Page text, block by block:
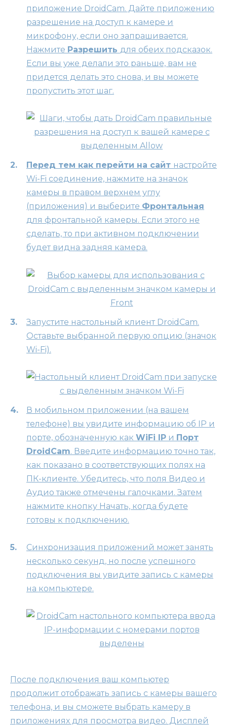
приложение DroidCam. Дайте приложению
разрешение на доступ к камере и
микрофону, если оно запрашивается.
Нажмите Разрешить для обеих подсказок.
Если вы уже делали это раньше, вам не
придется делать это снова, и вы можете
пропустить этот шаг.
Перед тем как перейти на сайт настройте
Wi-Fi соединение, нажмите на значок
камеры в правом верхнем углу
(приложения) и выберите Фронтальная
для фронтальной камеры. Если этого не
сделать, то при активном подключении
будет видна задняя камера.
Запустите настольный клиент DroidCam.
Оставьте выбранной первую опцию (значок
Wi-Fi).
В мобильном приложении (на вашем
телефоне) вы увидите информацию об IP и
порте, обозначенную как WiFi IP и Порт
DroidCam. Введите информацию точно так,
как показано в соответствующих полях на
ПК-клиенте. Убедитесь, что поля Видео и
Аудио также отмечены галочками. Затем
нажмите кнопку Начать, когда будете
готовы к подключению.
Синхронизация приложений может занять
несколько секунд, но после успешного
подключения вы увидите запись с камеры
на компьютере.
После подключения ваш компьютер
продолжит отображать запись с камеры вашего
телефона, и вы сможете выбрать камеру в
приложениях для просмотра видео. Дисплей